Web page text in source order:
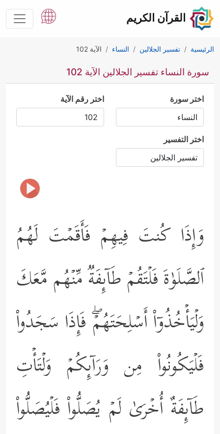
القرآن الكريم
الرئيسية تفسير الجلالين النساء الآية 102
سورة النساء تفسير الجلالين الآية 102
اختر سورة اختر رقم الآية
اختر التفسير
وَإِذَا كُنتَ فِیهِمۡ فَأَقَمۡتَ لَهُمُ
ٱلصَّلَوٰةَ فَلۡتَقُمۡ طَاۤىِٕفَةࣱ مِّنۡهُم مَّعَكَ
وَلۡیَأۡخُذُوۤاْ أَسۡلِحَتَهُمۡۖ فَإِذَا سَجَدُواْ
فَلۡیَكُونُواْ مِن وَرَاۤىِٕكُمۡ وَلۡتَأۡتِ
طَاۤىِٕفَةٌ أُخۡرَىٰ لَمۡ یُصَلُّواْ فَلۡیُصَلُّواْ